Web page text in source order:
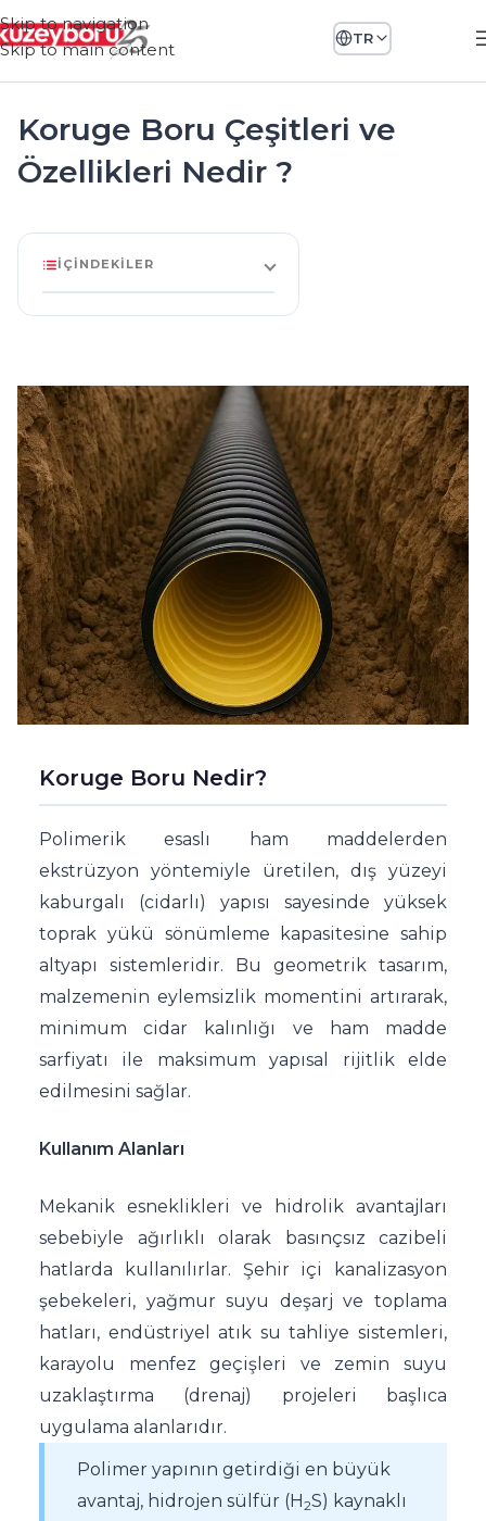
Skip to navigation
Skip to main content
TR
Koruge Boru Çeşitleri ve
Özellikleri Nedir ?
Koruge Boru Nedir?
Polimerik esaslı ham maddelerden
ekstrüzyon yöntemiyle üretilen, dış yüzeyi
kaburgalı (cidarlı) yapısı sayesinde yüksek
toprak yükü sönümleme kapasitesine sahip
altyapı sistemleridir. Bu geometrik tasarım,
malzemenin eylemsizlik momentini artırarak,
minimum cidar kalınlığı ve ham madde
sarfiyatı ile maksimum yapısal rijitlik elde
edilmesini sağlar.
Kullanım Alanları
Mekanik esneklikleri ve hidrolik avantajları
sebebiyle ağırlıklı olarak basınçsız cazibeli
hatlarda kullanılırlar. Şehir içi kanalizasyon
şebekeleri, yağmur suyu deşarj ve toplama
hatları, endüstriyel atık su tahliye sistemleri,
karayolu menfez geçişleri ve zemin suyu
uzaklaştırma (drenaj) projeleri başlıca
uygulama alanlarıdır.
Polimer yapının getirdiği en büyük
avantaj, hidrojen sülfür (H2S) kaynaklı
İÇINDEKILER